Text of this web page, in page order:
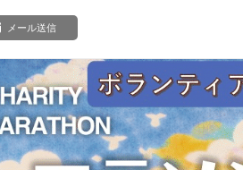
中高生が
ボランテ
メール送信